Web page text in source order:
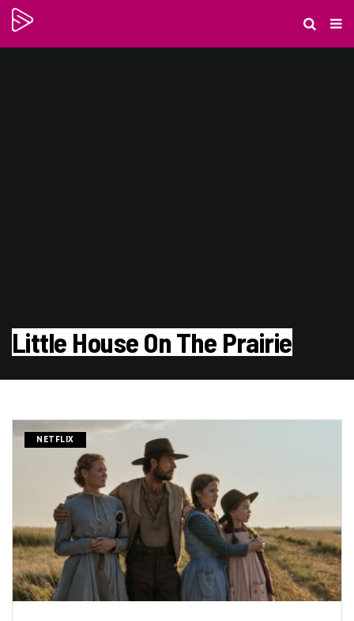
Little House On The Prairie
NETFLIX